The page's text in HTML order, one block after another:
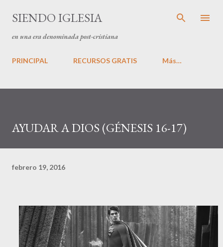
Ir al contenido principal
SIENDO IGLESIA
en una era denominada post-cristiana
PRINCIPAL RECURSOS GRATIS Más…
AYUDAR A DIOS (GÉNESIS 16-17)
febrero 19, 2016